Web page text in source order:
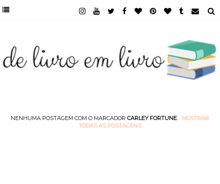
NENHUMA POSTAGEM COM O MARCADORCARLEY FORTUNE
MOSTRAR
TODAS AS POSTAGENS